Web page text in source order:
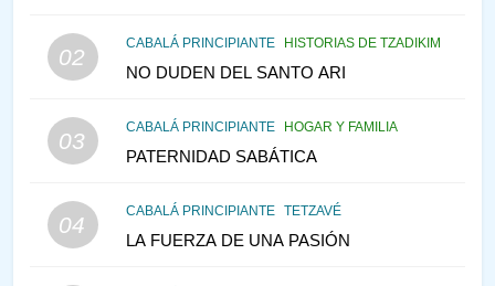
02
CABALÁ PRINCIPIANTE HISTORIAS DE TZADIKIM
NO DUDEN DEL SANTO ARI
03
CABALÁ PRINCIPIANTE HOGAR Y FAMILIA
PATERNIDAD SABÁTICA
04
CABALÁ PRINCIPIANTE TETZAVÉ
LA FUERZA DE UNA PASIÓN
145
TEMPLO Y LA ALEGRÍA EN
VEAMOS ¿POR QUÉ
IEHOSHÚA? Y LA QUEJA DE